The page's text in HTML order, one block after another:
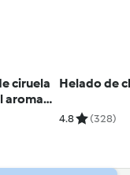
ciruela
aroma
Helado de
4.8 (328)